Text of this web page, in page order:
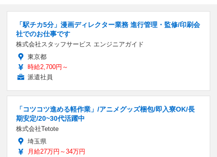
「駅チカ5分」漫画ディレクター業務 進行管理・監修/印刷会
社でのお仕事です
株式会社スタッフサービス エンジニアガイド
東京都
時給2,700円～
派遣社員
「コツコツ進める軽作業」/アニメグッズ梱包/即入寮OK/長
期安定/20~30代活躍中
株式会社Tetote
埼玉県
月給27万円～34万円